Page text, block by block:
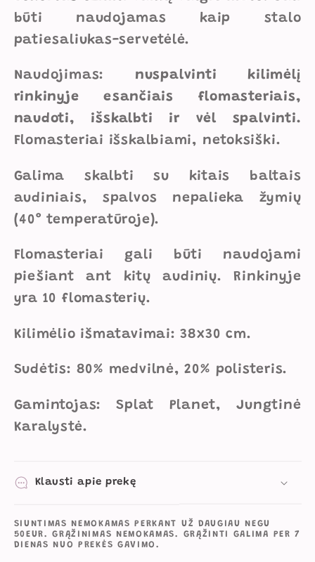
būti naudojamas kaip stalo
patiesaliukas-servetėlė.
Naudojimas: nuspalvinti kilimėlį
rinkinyje esančiais flomasteriais,
naudoti, išskalbti ir vėl spalvinti.
Flomasteriai išskalbiami, netoksiški.
Galima skalbti su kitais baltais
audiniais, spalvos nepalieka žymių
(40° temperatūroje).
Flomasteriai gali būti naudojami
piešiant ant kitų audinių. Rinkinyje
yra 10 flomasterių.
Kilimėlio išmatavimai: 38x30 cm.
Sudėtis: 80% medvilnė, 20% polisteris.
Gamintojas: Splat Planet, Jungtinė
Karalystė.
Klausti apie prekę
SIUNTIMAS NEMOKAMAS PERKANT UŽ DAUGIAU NEGU
50EUR. GRĄŽINIMAS NEMOKAMAS. GRĄŽINTI GALIMA PER 7
DIENAS NUO PREKĖS GAVIMO.